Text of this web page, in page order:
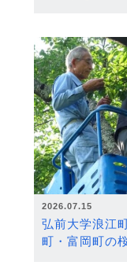
2026.07.15
弘前大学浪江
町・富岡町の